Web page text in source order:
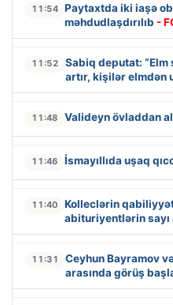
11:54 Paytaxtda iki iaşə
məhdudlaşdırılıb -
11:52
Sabiq deputat: “Elm
artır, kişilər elmdən
11:48 Valideyn övladdan
11:46 İsmayıllıda uşaq
11:40
Kolleclərin
abituriyentlərin sayı
11:31
Ceyhun Bayramov
arasında görüş